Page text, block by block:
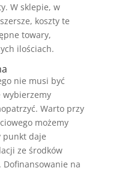
W sklepie, w
koszty te
towary,
ilościach.
nie musi być
wybierzemy
Warto przy
możemy
punkt daje
ze środków
Dofinansowanie na